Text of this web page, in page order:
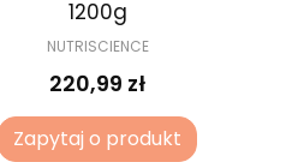
1200g
NUTRISCIENCE
220,99 zł
Zapytaj o produkt